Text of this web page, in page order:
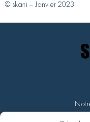
© skani – Janvier 2023